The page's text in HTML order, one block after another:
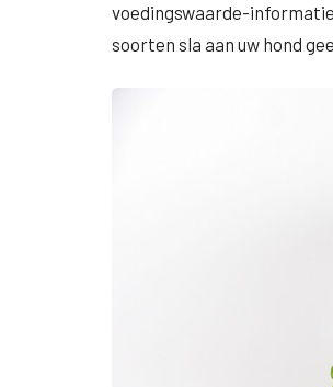
voedingswaarde-
soorten sla aan uw hond